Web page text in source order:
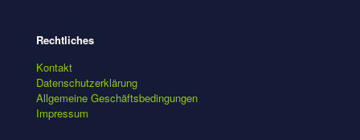
Rechtliches
Kontakt
Datenschutzerklärung
Allgemeine Geschäftsbedingungen
Impressum